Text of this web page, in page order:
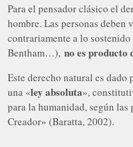
Para el pensador clásico el
hombre. Las personas
contrariamente a lo
Bentham…),no es
Este derecho natural es
una «ley absoluta»,
para la humanidad, según
Creador» (Baratta, 2002).